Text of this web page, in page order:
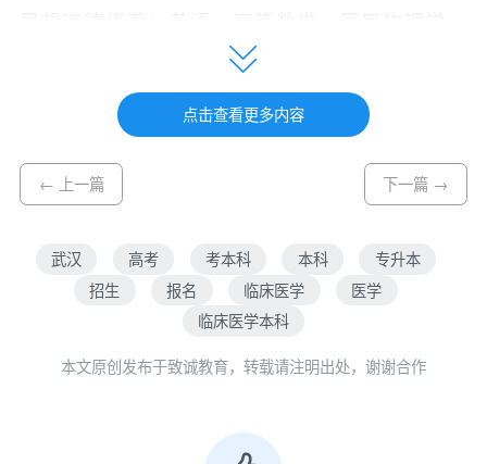
成人高考专升本临床医学专业好考吗
成人高考专升本临床医学专业还是比较好考
的，如果你的基础课与专业课的基础扎实，通过
考试不成问题，而且考试内容基本都是高中知
题，专升本总分450分，录取分数线在120分
报名条件
教育自学考试机构颁发的专科毕业、本科结业证
点击查看更多内容
← 上一篇 下一篇 →
武汉 高考 考本科 本科
专升本
招生
报名 临床医学
医学
临床医学本科
本文原创发布于致诚教育，转载请注明出处，谢谢合作